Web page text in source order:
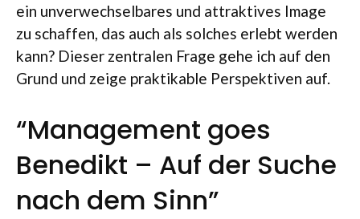
ein unver­wech­sel­ba­res und attrak­ti­ves Image
zu schaf­fen, das auch als sol­ches erlebt wer­den
kann? Die­ser zen­tra­len Frage gehe ich auf den
Grund und zeige prak­ti­ka­ble Per­spek­ti­ven auf.
“Management goes
Benedikt – Auf der Suche
nach dem Sinn”